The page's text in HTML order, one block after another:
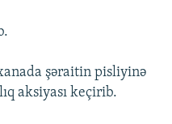
şəraitin pisliyinə
aksiyası keçirib.